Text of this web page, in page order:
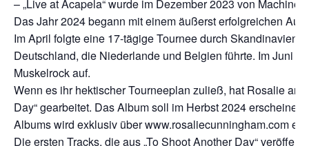
– „Live at Acapela“ wurde im Dezember 2023 von Machine
Das Jahr 2024 begann mit einem äußerst erfolgreichen
Im April folgte eine 17-tägige Tournee durch Skandinavien
Deutschland, die Niederlande und Belgien führte. Im Juni
Muskelrock auf.
Wenn es ihr hektischer Tourneeplan zuließ, hat Rosalie an
Day“ gearbeitet. Das Album soll im Herbst 2024
Albums wird exklusiv über www.rosaliecunningham.com
Die ersten Tracks, die aus „To Shoot Another Day“